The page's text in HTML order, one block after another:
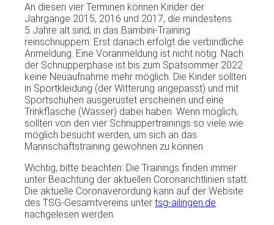
An diesen vier Terminen können Kinder der
Jahrgänge 2015, 2016 und 2017, die mindestens
5 Jahre alt sind, in das Bambini-Training
reinschnuppern. Erst danach erfolgt die verbindliche
Anmeldung. Eine Voranmeldung ist nicht nötig. Nach
der Schnupperphase ist bis zum Spätsommer 2022
keine Neuaufnahme mehr möglich. Die Kinder sollten
in Sportkleidung (der Witterung angepasst) und mit
Sportschuhen ausgerüstet erscheinen und eine
Trinkflasche (Wasser) dabei haben. Wenn möglich,
sollten von den vier Schnuppertrainings so viele wie
möglich besucht werden, um sich an das
Mannschaftstraining gewöhnen zu können.
Wichtig, bitte beachten: Die Trainings finden immer
unter Beachtung der aktuellen Coronarichtlinien statt.
Die aktuelle Coronaverordung kann auf der Website
des TSG-Gesamtvereins unter tsg-ailingen.de
nachgelesen werden.